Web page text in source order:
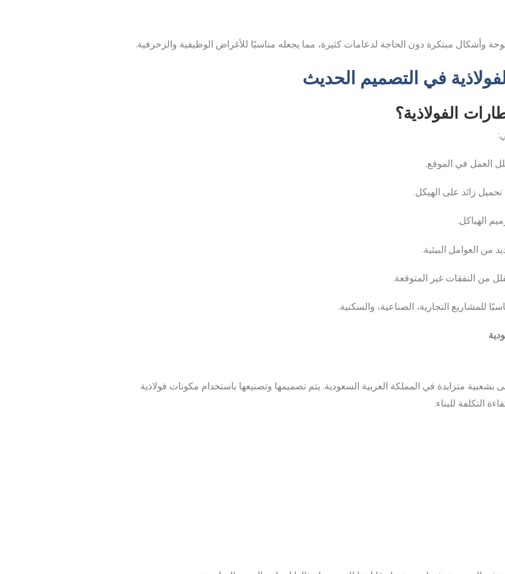
وأشكال مبتكرة دون الحاجة لدعامات كثيرة، مما يجعله مناسبًا للأغراض الوظيفية والزخرفية.
في التصميم الحديث
الفولاذية؟
العمل في الموقع.
زائد على الهيكل.
الهياكل.
من العوامل البيئية.
من النفقات غير المتوقعة.
للمشاريع التجارية، الصناعية، والسكنية.
بشعبية متزايدة في المملكة العربية السعودية. يتم تصميمها وتصنيعها باستخدام مكونات فولاذية
التكلفة للبناء.